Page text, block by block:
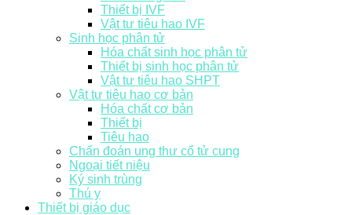
Thiết bị IVF
Vật tư tiêu hao IVF
Sinh học phân tử
Hóa chất sinh học phân tử
Thiết bị sinh học phân tử
Vật tư tiêu hao SHPT
Vật tư tiêu hao cơ bản
Hóa chất cơ bản
Thiết bị
Tiêu hao
Chẩn đoán ung thư cổ tử cung
Ngoại tiết niệu
Ký sinh trùng
Thú y
Thiết bị giáo dục